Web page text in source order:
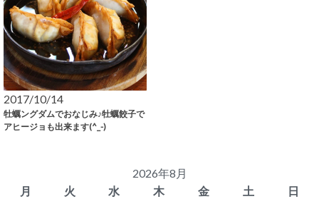
2017/10/14
牡蠣ングダムでおなじみ♪牡蠣餃子で
アヒージョも出来ます(^_-)
2026年8月
月
火 水 木 金 土 日